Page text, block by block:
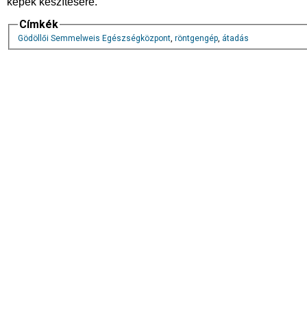
Címkék
Gödöllői Semmelweis Egészségközpont, röntgengép, átadás